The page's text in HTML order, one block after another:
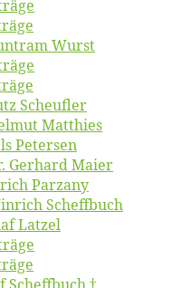
Wurst
Scheufler
Matthies
Petersen
Ger­hard Maier
Parzany
Scheffbuch
Latzel